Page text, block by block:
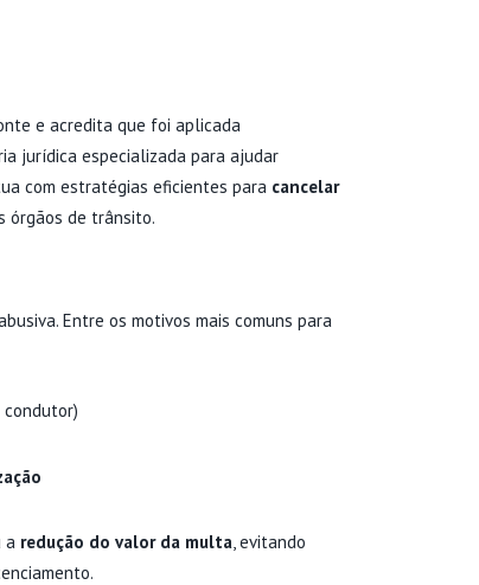
e acredita que foi aplicada
jurídica especializada para ajudar
com estratégias eficientes para cancelar
órgãos de trânsito.
Entre os motivos mais comuns para
a redução do valor da multa, evitando